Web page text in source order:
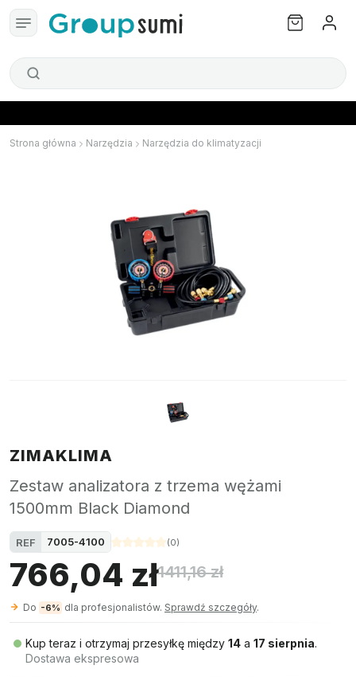
Strona główna Narzędzia Narzędzia do klimatyzacji
ZIMAKLIMA
Zestaw analizatora z trzema wężami
1500mm Black Diamond
REF 7005-4100 (0)
766,04 zł1411,16 zł
Do -6% dla profesjonalistów. Sprawdź szczegóły.
Kup teraz i otrzymaj przesyłkę między 14 a 17 sierpnia.
Dostawa ekspresowa